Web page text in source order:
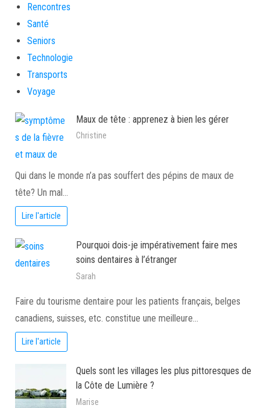
Rencontres
Santé
Seniors
Technologie
Transports
Voyage
Maux de tête : apprenez à bien les gérer
Christine
Qui dans le monde n’a pas souffert des pépins de maux de
tête? Un mal…
Lire l'article
Pourquoi dois-je impérativement faire mes
soins dentaires à l’étranger
Sarah
Faire du tourisme dentaire pour les patients français, belges
canadiens, suisses, etc. constitue une meilleure…
Lire l'article
Quels sont les villages les plus pittoresques de
la Côte de Lumière ?
Marise